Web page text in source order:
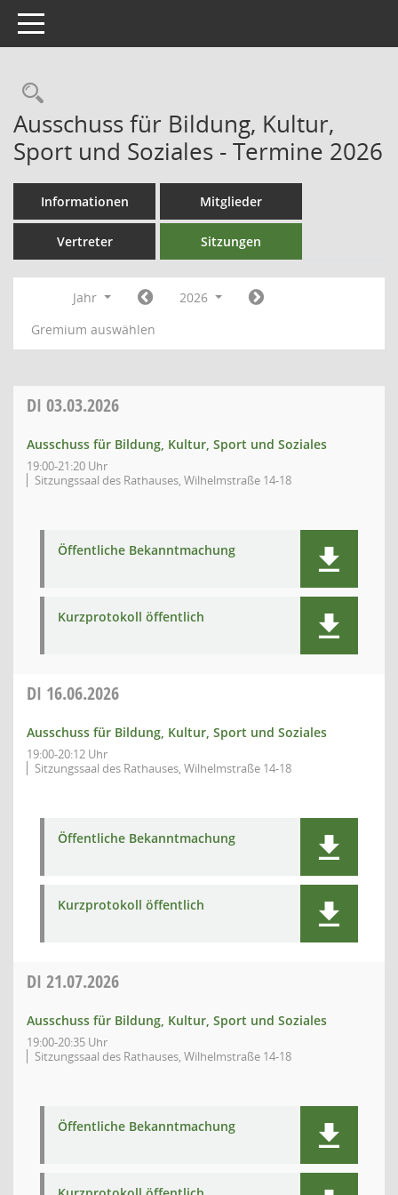
Toggle navigation
Ausschuss für Bildung, Kultur,
Sport und Soziales - Termine 2026
Informationen Mitglieder
Vertreter Sitzungen
Jahr
2026
Gremium auswählen
DI 03.03.2026
Ausschuss für Bildung, Kultur, Sport und Soziales
19:00-21:20 Uhr
Sitzungssaal des Rathauses, Wilhelmstraße 14-18
Öffentliche Bekanntmachung
Kurzprotokoll öffentlich
DI 16.06.2026
Ausschuss für Bildung, Kultur, Sport und Soziales
19:00-20:12 Uhr
Sitzungssaal des Rathauses, Wilhelmstraße 14-18
Öffentliche Bekanntmachung
Kurzprotokoll öffentlich
DI 21.07.2026
Ausschuss für Bildung, Kultur, Sport und Soziales
19:00-20:35 Uhr
Sitzungssaal des Rathauses, Wilhelmstraße 14-18
Öffentliche Bekanntmachung